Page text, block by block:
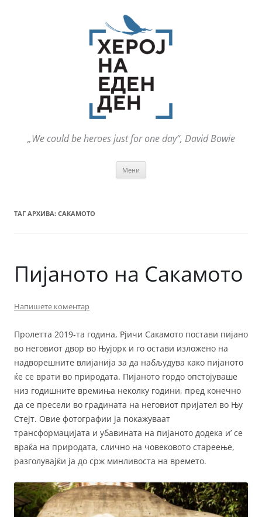
„We could be heroes just for one day“, David Bowie
Мени
ТАГ АРХИВА: САКАМОТО
Пијаното на Сакамото
Напишете коментар
Пролетта 2019-та година, Рјичи Сакамото постави пијано
во неговиот двор во Њујорк и го остави изложено на
надворешните влијанија за да набљудува како пијаното
ќе се врати во природата. Пијаното гордо опстојуваше
низ годишните времиња неколку години, пред конечно
да се пресели во градината на неговиот пријател во Њу
Стејт. Овие фотографии ја покажуваат
трансформацијата и убавината на пијаното додека и’ се
враќа на природата, слично на човековото стареење,
разголувајќи ја до срж минливоста на времето.